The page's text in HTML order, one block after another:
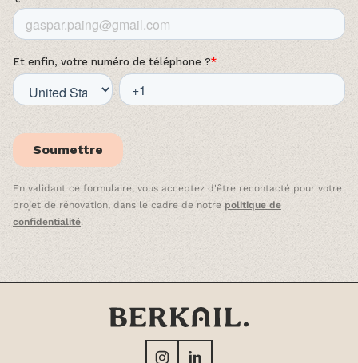
En validant ce formulaire, vous acceptez d'être recontacté pour votre
projet de rénovation, dans le cadre de notre politique de
confidentialité.